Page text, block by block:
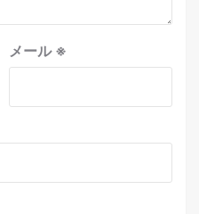
メール※